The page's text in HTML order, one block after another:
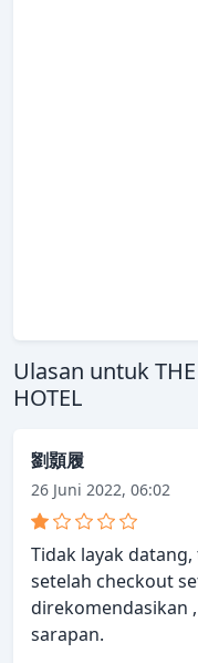
Ulasan untuk
HOTEL
劉顥履
26 Juni 2022, 06:02
Tidak layak
setelah checkout
direkomendasikan
sarapan.